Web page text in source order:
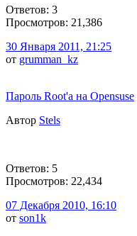
Ответов: 3
Просмотров: 21,386
30 Января 2011, 21:25
от grumman_kz
Пароль Root'а на Opensuse
Автор Stels
Ответов: 5
Просмотров: 22,434
07 Декабря 2010, 16:10
от son1k